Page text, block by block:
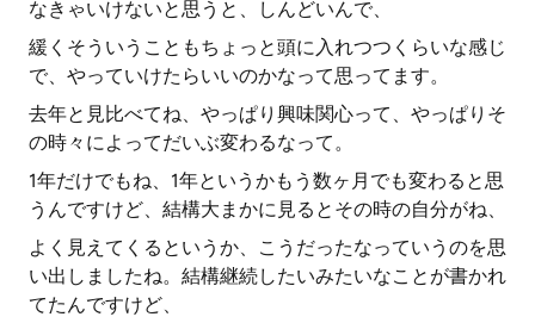
なきゃいけないと思うと、しんどいんで、
緩くそういうこともちょっと頭に入れつつくらいな感じ
で、やっていけたらいいのかなって思ってます。
去年と見比べてね、やっぱり興味関心って、やっぱりそ
の時々によってだいぶ変わるなって。
1年だけでもね、1年というかもう数ヶ月でも変わると思
うんですけど、結構大まかに見るとその時の自分がね、
よく見えてくるというか、こうだったなっていうのを思
い出しましたね。結構継続したいみたいなことが書かれ
てたんですけど、